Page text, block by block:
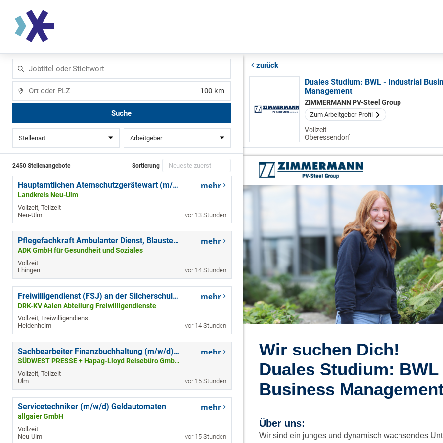
oder
Stichwort
Entfernung
Suche
Stellenart Arbeitgeber
2450 Stellenangebote Sortierung
Hauptamtlichen Atemschutzgerätewart (m/w/d)
Landkreis Neu-Ulm
Vollzeit, Teilzeit
Neu-Ulm
mehr
vor 13 Stunden
Pflegefachkraft Ambulanter Dienst, Blaustein (m/w/d)
ADK GmbH für Gesundheit und Soziales
Vollzeit
Ehingen
mehr
vor 14 Stunden
Freiwilligendienst (FSJ) an der Silcherschule Mergelstetten
DRK-KV Aalen Abteilung Freiwilligendienste
Vollzeit, Freiwilligendienst
Heidenheim
mehr
vor 14 Stunden
Sachbearbeiter Finanzbuchhaltung (m/w/d) in Vollzeit - Standort Ulm
SÜDWEST PRESSE + Hapag-Lloyd Reisebüro GmbH & Co. KG
Vollzeit, Teilzeit
Ulm
mehr
vor 15 Stunden
Servicetechniker (m/w/d) Geldautomaten
allgaier GmbH
Vollzeit
Neu-Ulm
mehr
vor 15 Stunden
zurück
Duales Studium: BWL - Industrial
Management
ZIMMERMANN PV-Steel Group
Zum Arbeitgeber-Profil
Vollzeit
Oberessendorf